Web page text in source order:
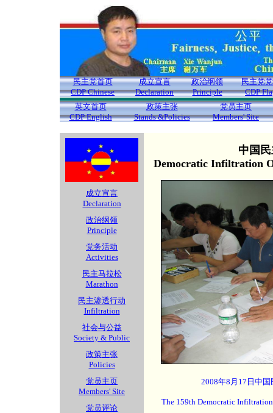
民主党首页
CDP Chinese
成立宣言
Declaration
政治纲领
Principle
民主党
CDP
英文首页
CDP English
政策主张
Stands &Policies
党员主页
Members' Site
成立宣言
Declaration
政治纲领
Principle
党务活动
Activities
民主马拉松
Marathon
民主渗透行动
Infiltration
社会与公益
Society & Public
政策主张
Policies
党员主页
Members' Site
党员评论
中国
Democratic Infiltration
2008年8月17日中
The 159th Democratic